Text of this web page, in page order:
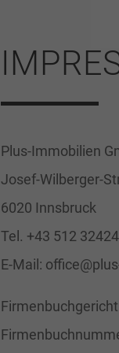
Plus-Immobilien
Josef-Wilberger-
6020 Innsbruck
Tel. +43 512
E-Mail: